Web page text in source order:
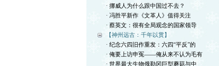
· 挪威人为什么跟中国过不去？
· 冯胜平新作《文革人》值得关注
· 蔡英文：很有全局观念的国家领导
【神州远古：千年以贯】
· 纪念六四旧作重发：六四“平反”的
· 俺要上访申冤——俺从来不认为毛有
· 世界最大生物俄勒冈巨型蘑菇与中